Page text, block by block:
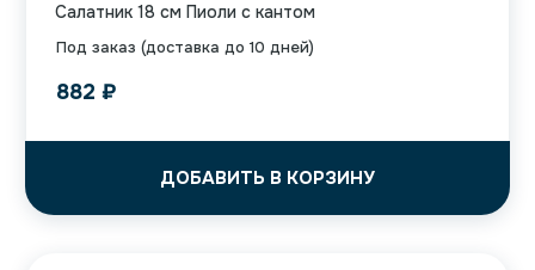
Под заказ (доставка до 10 дней)
Салатник 18 см Пиоли с кантом
882 ₽
ДОБАВИТЬ В КОРЗИНУ